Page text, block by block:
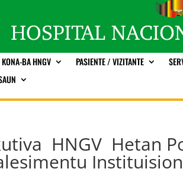
KONA-BA HNGV PASIENTE / VIZITANTE
HNGV Hetan